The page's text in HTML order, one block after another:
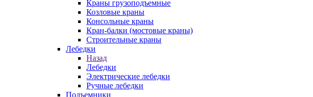
Краны грузоподъемные
Козловые краны
Консольные краны
Кран-балки (мостовые краны)
Строительные краны
Лебедки
Назад
Лебедки
Электрические лебедки
Ручные лебедки
Подъемники